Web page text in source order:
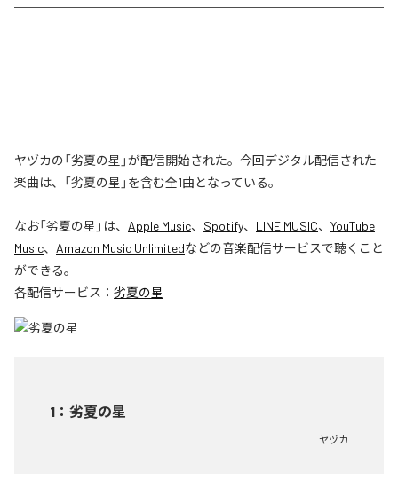
ヤヅカの「劣夏の星」が配信開始された。今回デジタル配信された
楽曲は、「劣夏の星」を含む全1曲となっている。
なお「劣夏の星 」は、 Apple Music、 Spotify、 LINE MUSIC、 YouTube
Music、 Amazon Music Unlimitedなどの音楽配信サービスで聴くこと
ができる。
各配信サービス： 劣夏の星
1 ： 劣夏の星
ヤヅカ